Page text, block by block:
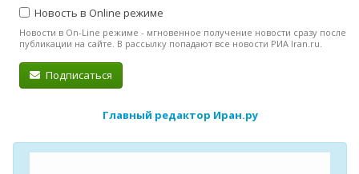
Новость в Online режиме
Новости в On-Line режиме - мгновенное получение новости сразу после
публикации на сайте. В рассылку попадают все новости РИА Iran.ru.
Подписаться
Главный редактор Иран.ру